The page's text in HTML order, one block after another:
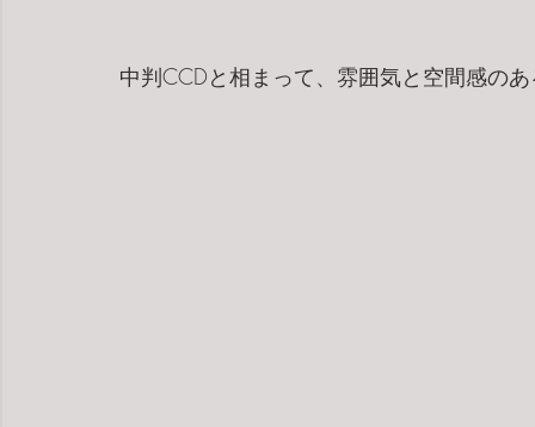
中判CCDと相まって、雰囲気と空間感の